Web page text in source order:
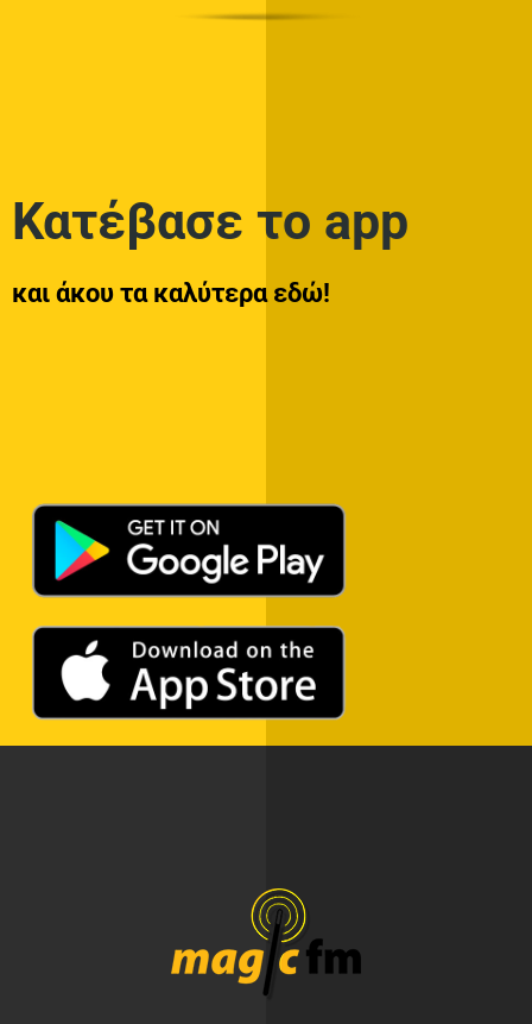
Κατέβασε το app
και άκου τα καλύτερα εδώ!